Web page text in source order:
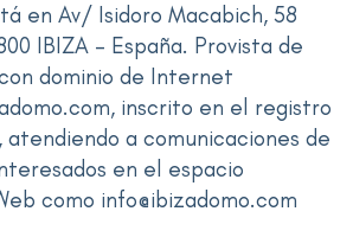
en Av/ Isidoro Macabich, 58
IBIZA – España. Provista de
dominio de Internet
inscrito en el registro
a comunicaciones de
en el espacio
como info@ibizadomo.com